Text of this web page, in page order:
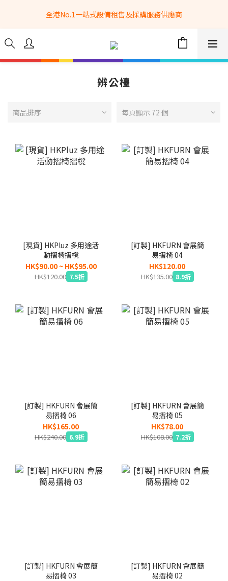
全港No.1一站式設備租售及採購服務供應商
全港No.1一站式設備租售及採購服務供應商
選購現貨產品全單滿$3500自家專送免運費 (只限網站落單, 不適用
於急單, 訂制產品, 屏風, 籠車, 舞台等)
info@hkbasket.com
辨公檯
商品排序 每頁顯示 72 個
[現貨] HKPluz 多用途活
動摺椅摺櫈
HK$90.00 ~ HK$95.00
HK$120.00 7.5折
[訂製] HKFURN 會展簡
易摺椅 04
HK$120.00
HK$135.00 8.9折
[訂製] HKFURN 會展簡
易摺椅 06
HK$165.00
HK$240.00 6.9折
[訂製] HKFURN 會展簡
易摺椅 05
HK$78.00
HK$108.00 7.2折
[訂製] HKFURN 會展簡
易摺椅 03
[訂製] HKFURN 會展簡
易摺椅 02